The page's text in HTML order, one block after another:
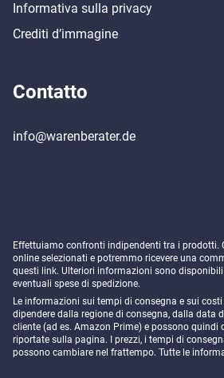
Informativa sulla privacy
Crediti d’immagine
Contatto
info@warenberater.de
Effettuiamo confronti indipendenti tra i prodotti.
online selezionati e potremmo ricevere una
questi link. Ulteriori informazioni sono disponibili
eventuali spese di spedizione.
Le informazioni sui tempi di consegna e sui
dipendere dalla regione di consegna, dalla data
cliente (ad es. Amazon Prime) e possono quindi
riportate sulla pagina. I prezzi, i tempi di
possono cambiare nel frattempo. Tutte le